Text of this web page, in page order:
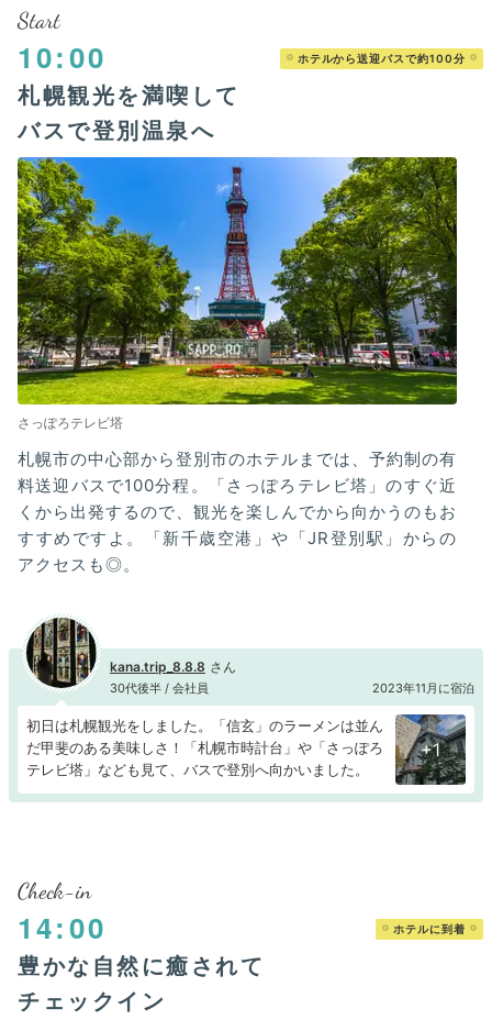
Start
10:00 ホテルから送迎バスで約100分
札幌観光を満喫して
バスで登別温泉へ
さっぽろテレビ塔
札幌市の中心部から登別市のホテルまでは、予約制の有
料送迎バスで100分程。「さっぽろテレビ塔」のすぐ近
くから出発するので、観光を楽しんでから向かうのもお
すすめですよ。「新千歳空港」や「JR登別駅」からの
アクセスも◎。
kana.trip_8.8.8
30代後半 / 会社員 2023年11月に宿泊
初日は札幌観光をしました。「信玄」のラーメンは並ん
だ甲斐のある美味しさ！「札幌市時計台」や「さっぽろ
テレビ塔」なども見て、バスで登別へ向かいました。
+1
Check-in
14:00 ホテルに到着
豊かな自然に癒されて
チェックイン